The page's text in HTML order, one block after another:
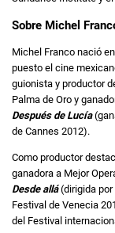
Sobre Michel
Michel Franco nació
puesto el cine
guionista y productor
Palma de Oro y
Después de Lucía
de Cannes 2012).
Como productor
ganadora a Mejor
Desde allá (dirigida por
Festival de Venecia
del Festival